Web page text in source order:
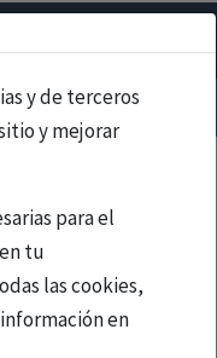
y de terceros
y mejorar
para el
tu
las cookies,
en